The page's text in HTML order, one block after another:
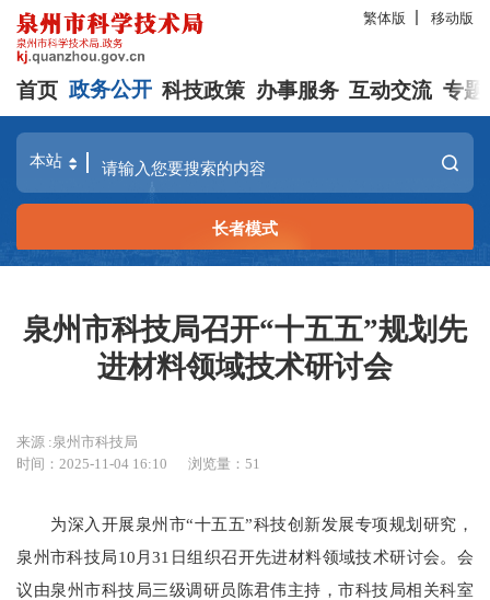
繁体版 移动版
首页 政务公开 科技政策 办事服务 互动交流 专题
长者模式
泉州市科技局召开“十五五”规划先
进材料领域技术研讨会
来源 :泉州市科技局
时间：2025-11-04 16:10
浏览量：51
为深入开展泉州市“十五五”科技创新发展专项规划研究，
泉州市科技局10月31日组织召开先进材料领域技术研讨会。会
议由泉州市科技局三级调研员陈君伟主持，市科技局相关科室